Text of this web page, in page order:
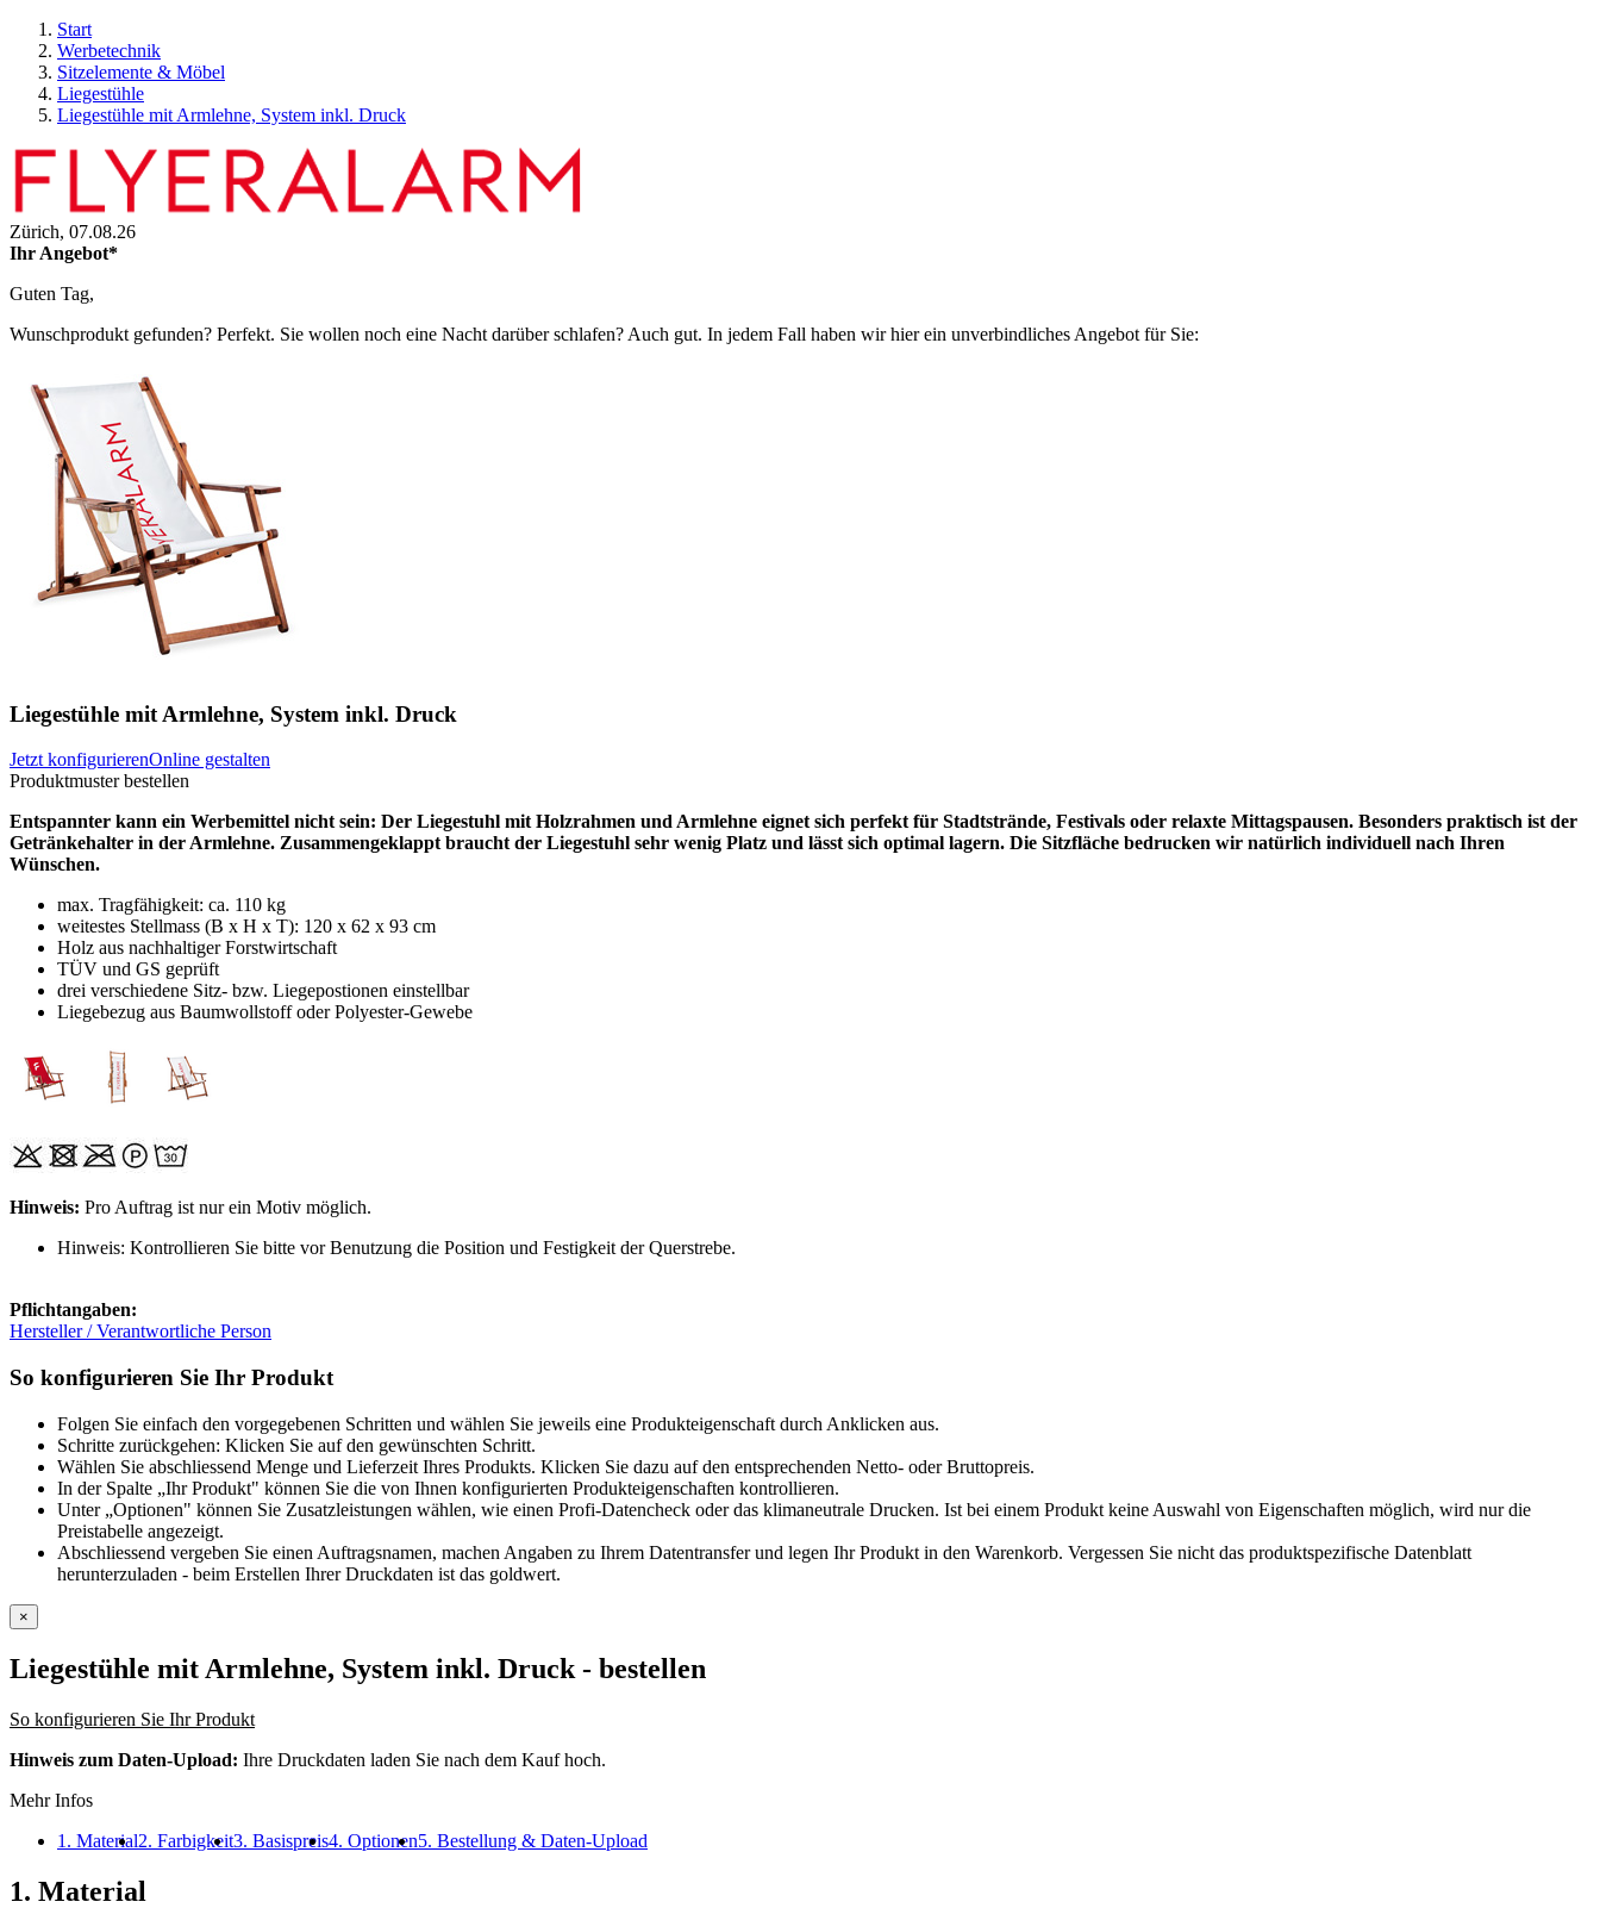
Start
Werbetechnik
Sitzelemente & Möbel
Liegestühle
Liegestühle mit Armlehne, System inkl. Druck
Zürich, 07.08.26
Ihr Angebot*
Guten Tag,
Wunschprodukt gefunden? Perfekt. Sie wollen noch eine Nacht darüber schlafen? Auch gut. In jedem Fall haben wir hier ein unverbindliches Angebot für Sie:
Liegestühle mit Armlehne, System inkl. Druck
Jetzt konfigurierenOnline gestalten
Produktmuster bestellen
Entspannter kann ein Werbemittel nicht sein: Der Liegestuhl mit Holzrahmen und Armlehne eignet sich perfekt für Stadtstrände, Festivals oder relaxte Mittagspausen. Besonders praktisch ist der
Getränkehalter in der Armlehne. Zusammengeklappt braucht der Liegestuhl sehr wenig Platz und lässt sich optimal lagern. Die Sitzfläche bedrucken wir natürlich individuell nach Ihren
Wünschen.
max. Tragfähigkeit: ca. 110 kg
weitestes Stellmass (B x H x T): 120 x 62 x 93 cm
Holz aus nachhaltiger Forstwirtschaft
TÜV und GS geprüft
drei verschiedene Sitz- bzw. Liegepostionen einstellbar
Liegebezug aus Baumwollstoff oder Polyester-Gewebe
Hinweis: Pro Auftrag ist nur ein Motiv möglich.
Hinweis: Kontrollieren Sie bitte vor Benutzung die Position und Festigkeit der Querstrebe.
Pflichtangaben:
Hersteller / Verantwortliche Person
So konfigurieren Sie Ihr Produkt
Folgen Sie einfach den vorgegebenen Schritten und wählen Sie jeweils eine Produkteigenschaft durch Anklicken aus.
Schritte zurückgehen: Klicken Sie auf den gewünschten Schritt.
Wählen Sie abschliessend Menge und Lieferzeit Ihres Produkts. Klicken Sie dazu auf den entsprechenden Netto- oder Bruttopreis.
In der Spalte „Ihr Produkt" können Sie die von Ihnen konfigurierten Produkteigenschaften kontrollieren.
Unter „Optionen" können Sie Zusatzleistungen wählen, wie einen Profi-Datencheck oder das klimaneutrale Drucken. Ist bei einem Produkt keine Auswahl von Eigenschaften möglich, wird nur die
Preistabelle angezeigt.
Abschliessend vergeben Sie einen Auftragsnamen, machen Angaben zu Ihrem Datentransfer und legen Ihr Produkt in den Warenkorb. Vergessen Sie nicht das produktspezifische Datenblatt
herunterzuladen - beim Erstellen Ihrer Druckdaten ist das goldwert.
×
Liegestühle mit Armlehne, System inkl. Druck - bestellen
So konfigurieren Sie Ihr Produkt
Hinweis zum Daten-Upload: Ihre Druckdaten laden Sie nach dem Kauf hoch.
Mehr Infos
1. Material2. Farbigkeit3. Basispreis4. Optionen5. Bestellung & Daten-Upload
1. Material